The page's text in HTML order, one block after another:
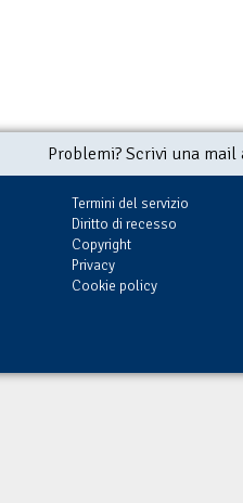
Problemi? Scrivi una
Termini del servizio
Diritto di recesso
Copyright
Privacy
Cookie policy